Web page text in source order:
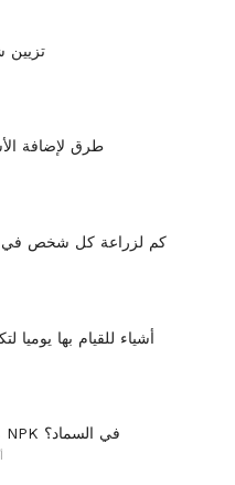
تزيين
5 طرق لإضافة
كم لزراعة كل شخص في
10 أشياء للقيام بها يوميا
ماذا تعني الحروف NPK في السماد؟